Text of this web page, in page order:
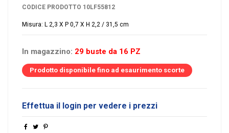
CODICE PRODOTTO 10LF55812
Misura: L 2,3 X P 0,7 X H 2,2 / 31,5 cm
In magazzino: 29 buste da 16 PZ
Prodotto disponibile fino ad esaurimento scorte
Effettua il login per vedere i prezzi